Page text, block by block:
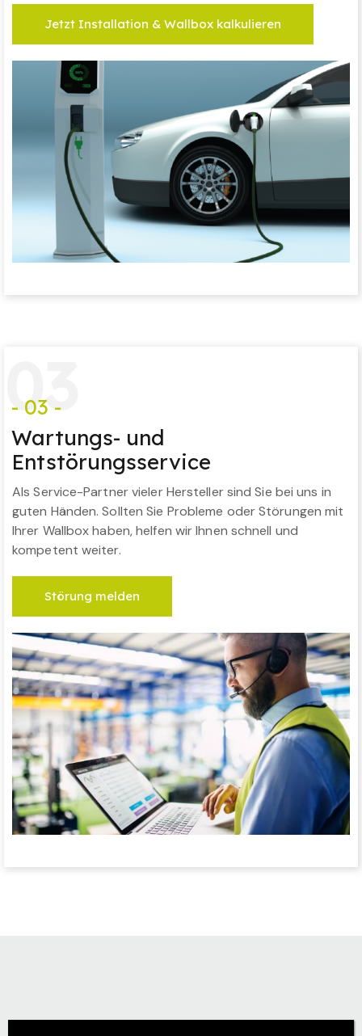
Jetzt Installation & Wallbox kalkulieren
03
- 03 -
Wartungs- und
Entstörungsservice
Als Service-Partner vieler Hersteller sind Sie bei uns in
guten Händen. Sollten Sie Probleme oder Störungen mit
Ihrer Wallbox haben, helfen wir Ihnen schnell und
kompetent weiter.
Störung melden